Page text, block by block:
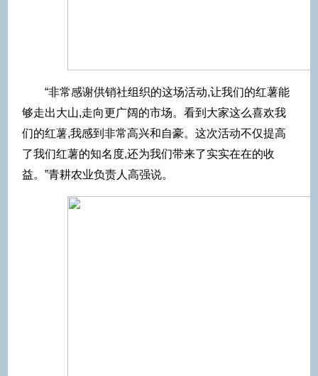
“非常感谢供销社组织的这场活动,让我们的红薯能
够走出大山,走向更广阔的市场。看到大家这么喜欢我
们的红薯,我感到非常高兴和自豪。这次活动不仅提高
了我们红薯的知名度,还为我们带来了实实在在的收
益。”青耕农业负责人高强说。